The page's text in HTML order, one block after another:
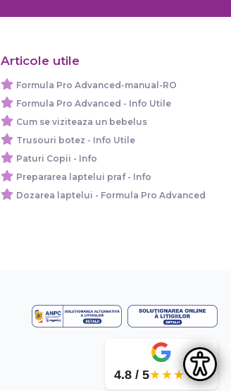
Articole utile
Formula Pro Advanced-manual-RO
Formula Pro Advanced - Info Utile
Cum se viziteaza un bebelus
Trusouri botez - Info Utile
Paturi Copii - Info
Prepararea laptelui praf - Info
Dozarea laptelui - Formula Pro Advanced
4.8 / 5★★★★★